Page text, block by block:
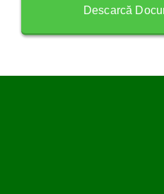
Descarcă